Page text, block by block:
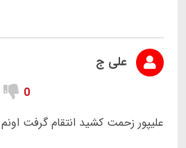
علی ج
0
علیپور زحمت کشید انتقام گرفت اونم